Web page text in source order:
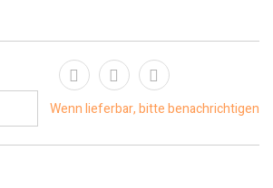
Wenn lieferbar, bitte benachrichtigen